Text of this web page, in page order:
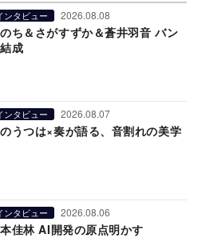
ンタビュー 2026.08.08
ち＆さがすずか＆蒼井羽音 バン
結成
ンタビュー 2026.08.07
うつは×奏が語る、音割れの美学
ンタビュー 2026.08.06
佳林 AI開発の原点明かす